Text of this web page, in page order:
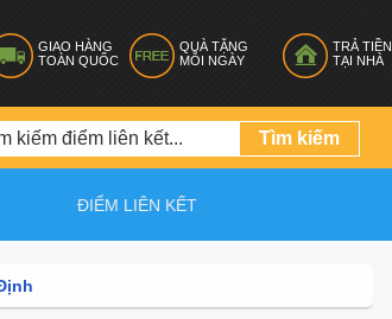
GIAO HÀNG
TOÀN QUỐC
QUÀ TẶNG
MỖI NGÀY
TRẢ TIỀN
TẠI NHÀ
ĐIỂM LIÊN KẾT